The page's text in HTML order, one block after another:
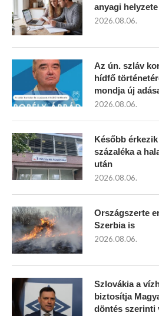
anyagi helyzete
2026.08.06.
Az ún. szláv
hídfő
mondja új
2026.08.06.
Később
százaléka a
után
2026.08.06.
Országszerte
Szerbia is
2026.08.06.
Szlovákia a
biztosítja
döntés szerinti